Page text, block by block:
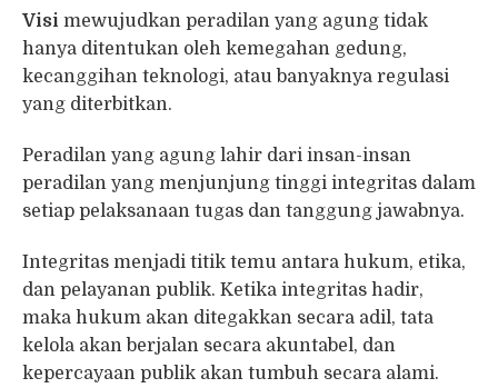
Visi mewujudkan peradilan yang agung tidak
hanya ditentukan oleh kemegahan gedung,
kecanggihan teknologi, atau banyaknya regulasi
yang diterbitkan.
Peradilan yang agung lahir dari insan-insan
peradilan yang menjunjung tinggi integritas dalam
setiap pelaksanaan tugas dan tanggung jawabnya.
Integritas menjadi titik temu antara hukum, etika,
dan pelayanan publik. Ketika integritas hadir,
maka hukum akan ditegakkan secara adil, tata
kelola akan berjalan secara akuntabel, dan
kepercayaan publik akan tumbuh secara alami.